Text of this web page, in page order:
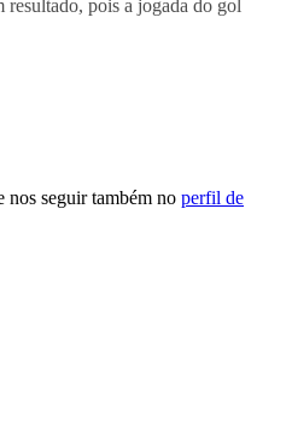
resultado, pois a jogada do gol
nos seguir também no perfil de